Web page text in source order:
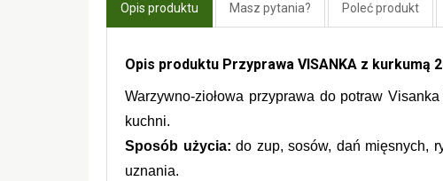
Opis produktu Masz pytania? Poleć produkt
Opis produktu Przyprawa VISANKA z kurkumą
Warzywno-ziołowa przyprawa do potraw
kuchni.
Sposób użycia: do zup, sosów, dań mięsnych,
uznania.